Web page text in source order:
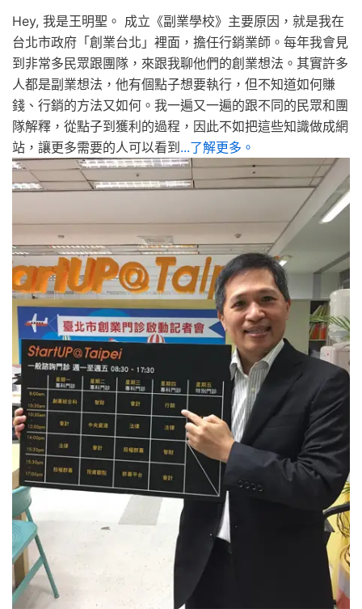
Hey, 我是王明聖。 成立《副業學校》主要原因，就是我在
台北市政府「創業台北」裡面，擔任行銷業師。每年我會見
到非常多民眾跟團隊，來跟我聊他們的創業想法。其實許多
人都是副業想法，他有個點子想要執行，但不知道如何賺
錢、行銷的方法又如何。我一遍又一遍的跟不同的民眾和團
隊解釋，從點子到獲利的過程，因此不如把這些知識做成網
站，讓更多需要的人可以看到 ...了解更多。